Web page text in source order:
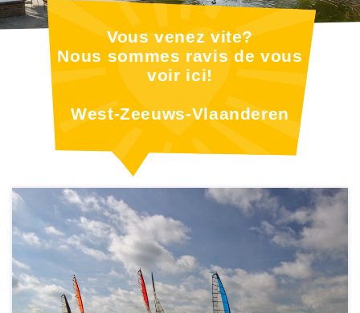
Vous venez vite?
Nous sommes ravis de vous
voir ici!
West-Zeeuws-Vlaanderen